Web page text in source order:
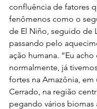
confluência de fatores
fenômenos como o
de El Niño, seguido de
passando pelo
ação humana. “Eu
normalmente, já
fortes na Amazônia, em
Cerrado, na região
pegando vários biomas